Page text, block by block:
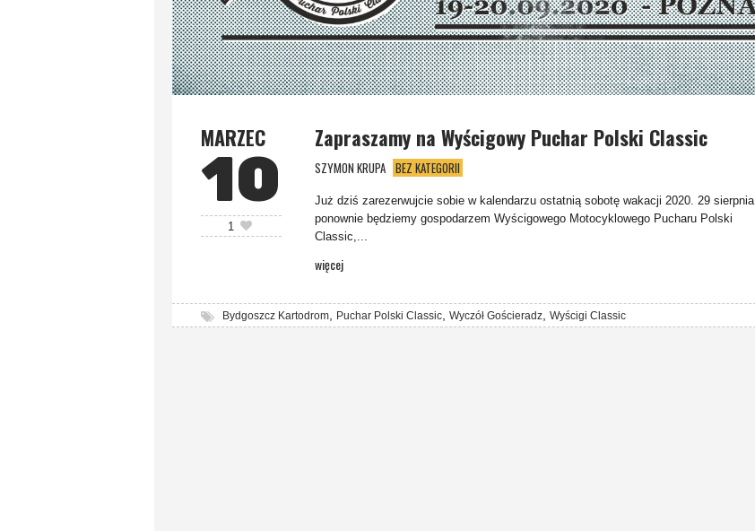
MARZEC
10
1
Zapraszamy na Wyścigowy Puchar Polski Classic
SZYMON KRUPA BEZ KATEGORII
Już dziś zarezerwujcie sobie w kalendarzu ostatnią sobotę wakacji 2020. 29 sierpnia
ponownie będziemy gospodarzem Wyścigowego Motocyklowego Pucharu Polski
Classic,...
więcej
Bydgoszcz Kartodrom, Puchar Polski Classic, Wyczół Gościeradz, Wyścigi Classic